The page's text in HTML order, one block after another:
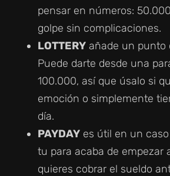
pensar en números:
golpe sin complicaciones.
LOTTERY añade un punto
Puede darte desde una
100.000, así que úsalo si
emoción o simplemente
día.
PAYDAY es útil en un
tu para acaba de empezar
quieres cobrar el sueldo